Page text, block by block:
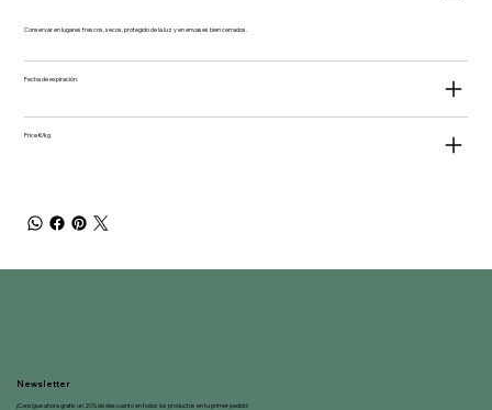
Conservar en lugares frescos, secos, protegido de la luz y en envases bien cerrados.
Fecha de expiración.
Price €/kg
Newsletter
¡Consigue ahora gratis un 20% de descuento en todos los productos en tu primer pedido!